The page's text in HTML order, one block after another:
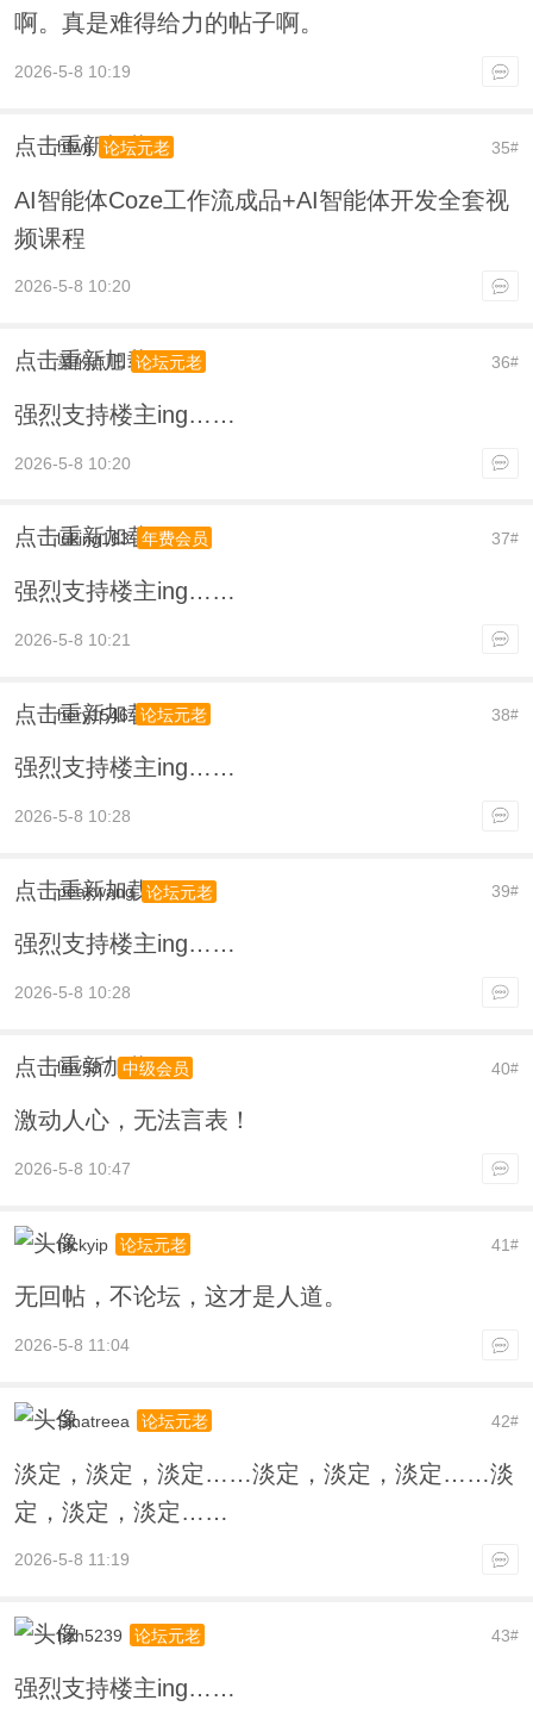
啊。真是难得给力的帖子啊。
2026-5-8 10:19
点击重新加载 35#
hfwtj 论坛元老
AI智能体Coze工作流成品+AI智能体开发全套视
频课程
2026-5-8 10:20
点击重新加载 36#
菜的点吧 论坛元老
强烈支持楼主ing……
2026-5-8 10:20
点击重新加载 37#
luking163 年费会员
强烈支持楼主ing……
2026-5-8 10:21
点击重新加载 38#
hery1546 论坛元老
强烈支持楼主ing……
2026-5-8 10:28
点击重新加载 39#
peakwang 论坛元老
强烈支持楼主ing……
2026-5-8 10:28
点击重新加载 40#
linv587 中级会员
激动人心，无法言表！
2026-5-8 10:47
41#
nickyip 论坛元老
无回帖，不论坛，这才是人道。
2026-5-8 11:04
42#
Sinatreea 论坛元老
淡定，淡定，淡定……淡定，淡定，淡定……淡
定，淡定，淡定……
2026-5-8 11:19
43#
hzh5239 论坛元老
强烈支持楼主ing……